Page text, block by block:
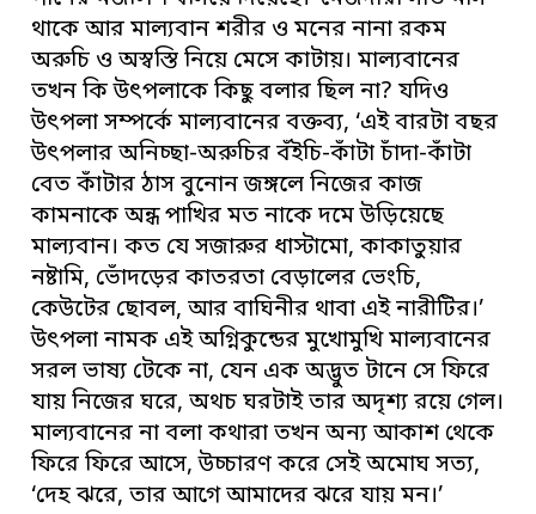
থাকে আর মাল্যবান শরীর ও মনের নানা রকম
অরুচি ও অস্বস্তি নিয়ে মেসে কাটায়। মাল্যবানের
তখন কি উৎপলাকে কিছু বলার ছিল না? যদিও
উৎপলা সম্পর্কে মাল্যবানের বক্তব্য, ‘এই বারটা বছর
উৎপলার অনিচ্ছা-অরুচির বঁইচি-কাঁটা চাঁদা-কাঁটা
বেত কাঁটার ঠাস বুনোন জঙ্গলে নিজের কাজ
কামনাকে অন্ধ পাখির মত নাকে দমে উড়িয়েছে
মাল্যবান। কত যে সজারুর ধাস্টামো, কাকাতুয়ার
নষ্টামি, ভোঁদড়ের কাতরতা বেড়ালের ভেংচি,
কেউটের ছোবল, আর বাঘিনীর থাবা এই নারীটির।’
উৎপলা নামক এই অগ্নিকুন্ডের মুখোমুখি মাল্যবানের
সরল ভাষ্য টেকে না, যেন এক অদ্ভুত টানে সে ফিরে
যায় নিজের ঘরে, অথচ ঘরটাই তার অদৃশ্য রয়ে গেল।
মাল্যবানের না বলা কথারা তখন অন্য আকাশ থেকে
ফিরে ফিরে আসে, উচ্চারণ করে সেই অমোঘ সত্য,
‘দেহ ঝরে, তার আগে আমাদের ঝরে যায় মন।’